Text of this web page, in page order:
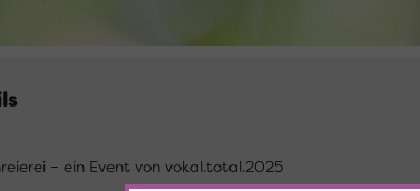
– ein Event von vokal.total.2025